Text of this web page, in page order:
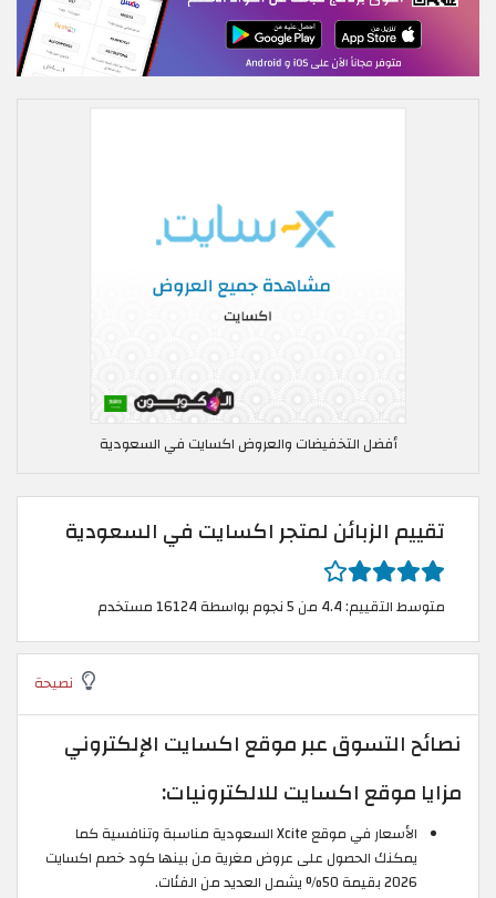
أفضل التخفيضات والعروض اكسايت في السعودية
تقييم الزبائن لمتجر اكسايت في السعودية
متوسط التقييم: 4.4 من 5 نجوم بواسطة 16124 مستخدم
نصيحة
نصائح التسوق عبر موقع اكسايت الإلكتروني
مزايا موقع اكسايت للالكترونيات:
الأسعار في موقع Xcite السعودية مناسبة وتنافسية كما
يمكنك الحصول على عروض مغرية من بينها كود خصم اكسايت
2026 بقيمة 50% يشمل العديد من الفئات.